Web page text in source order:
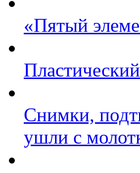
«Пятый
Снимки,
ушли с